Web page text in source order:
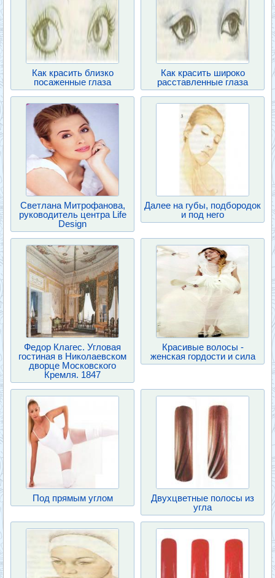
Как красить близко
посаженные глаза
Как красить широко
расставленные глаза
Светлана Митрофанова,
руководитель центра Life
Design
Далее на губы, подбородок
и под него
Федор Клагес. Угловая
гостиная в Николаевском
дворце Московского
Кремля. 1847
Красивые волосы -
женская гордости и сила
Под прямым углом
Двухцветные полосы из
угла